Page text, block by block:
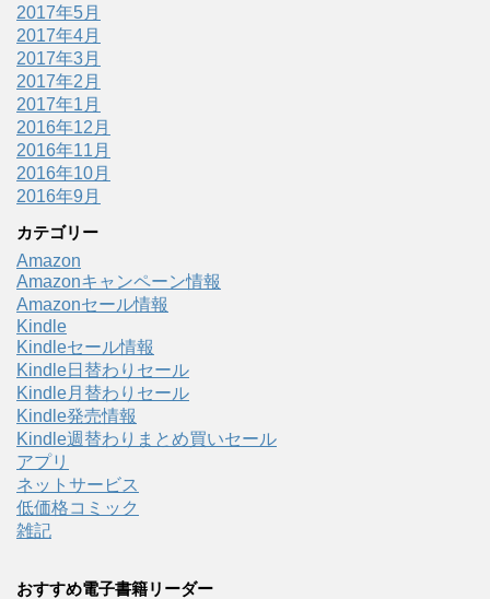
2017年5月
2017年4月
2017年3月
2017年2月
2017年1月
2016年12月
2016年11月
2016年10月
2016年9月
カテゴリー
Amazon
Amazonキャンペーン情報
Amazonセール情報
Kindle
Kindleセール情報
Kindle日替わりセール
Kindle月替わりセール
Kindle発売情報
Kindle週替わりまとめ買いセール
アプリ
ネットサービス
低価格コミック
雑記
おすすめ電子書籍リーダー